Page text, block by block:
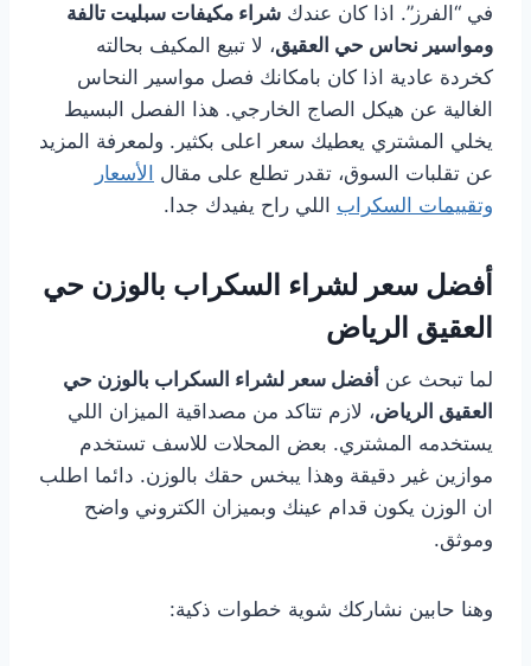
في “الفرز”. اذا كان عندك شراء مكيفات سبليت تالفة
ومواسير نحاس حي العقيق، لا تبيع المكيف بحالته
كخردة عادية اذا كان بامكانك فصل مواسير النحاس
الغالية عن هيكل الصاج الخارجي. هذا الفصل البسيط
يخلي المشتري يعطيك سعر اعلى بكثير. ولمعرفة المزيد
عن تقلبات السوق، تقدر تطلع على مقال
الأسعار
وتقييمات السكراب اللي راح يفيدك جدا.
أفضل سعر لشراء السكراب بالوزن حي
العقيق الرياض
لما تبحث عن أفضل سعر لشراء السكراب بالوزن حي
العقيق الرياض، لازم تتاكد من مصداقية الميزان اللي
يستخدمه المشتري. بعض المحلات للاسف تستخدم
موازين غير دقيقة وهذا يبخس حقك بالوزن. دائما اطلب
ان الوزن يكون قدام عينك وبميزان الكتروني واضح
وموثق.
وهنا حابين نشاركك شوية خطوات ذكية: